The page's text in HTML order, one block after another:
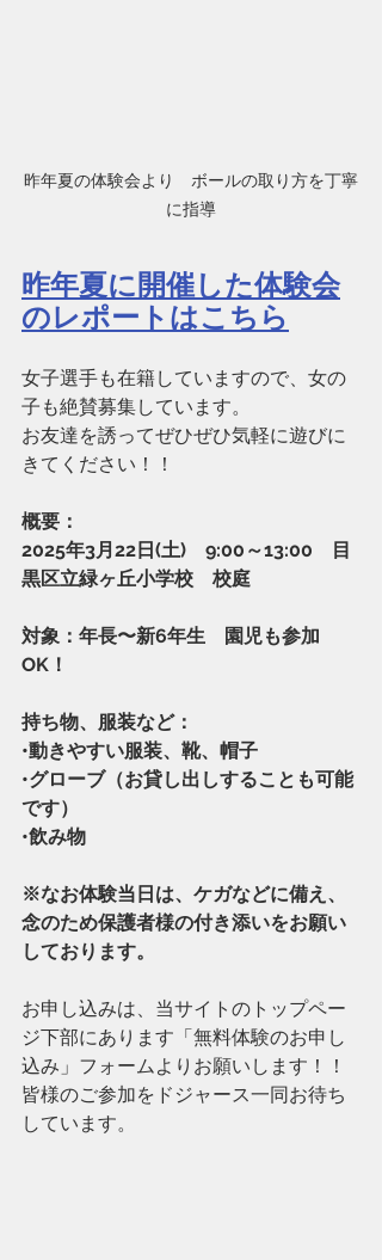
昨年夏の体験会より　ボールの取り方を丁寧
に指導
昨年夏に開催した体験会
のレポートはこちら
女子選手も在籍していますので、女の
子も絶賛募集しています。
お友達を誘ってぜひぜひ気軽に遊びに
きてください！！
概要：
2025年3月22日(土)　9:00～13:00　目
黒区立緑ヶ丘小学校　校庭
対象：年長〜新6年生　園児も参加
OK！
持ち物、服装など：
•動きやすい服装、靴、帽子
•グローブ（お貸し出しすることも可能
です）
•飲み物
※なお体験当日は、ケガなどに備え、
念のため保護者様の付き添いをお願い
しております。
お申し込みは、当サイトのトップペー
ジ下部にあります「無料体験のお申し
込み」フォームよりお願いします！！
皆様のご参加をドジャース一同お待ち
しています。